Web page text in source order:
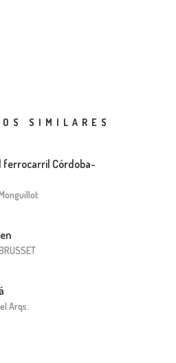
SIMILARES
ferrocarril Córdoba-
Arqs.